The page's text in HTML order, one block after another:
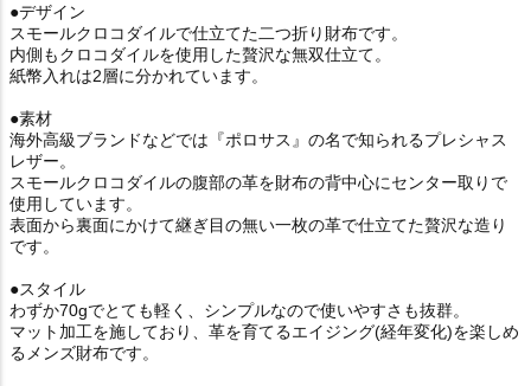
●デザイン
スモールクロコダイルで仕立てた二つ折り財布です。
内側もクロコダイルを使用した贅沢な無双仕立て。
紙幣入れは2層に分かれています。
●素材
海外高級ブランドなどでは『ポロサス』の名で知られるプレシャス
レザー。
スモールクロコダイルの腹部の革を財布の背中心にセンター取りで
使用しています。
表面から裏面にかけて継ぎ目の無い一枚の革で仕立てた贅沢な造り
です。
●スタイル
わずか70gでとても軽く、シンプルなので使いやすさも抜群。
マット加工を施しており、革を育てるエイジング(経年変化)を楽しめ
るメンズ財布です。